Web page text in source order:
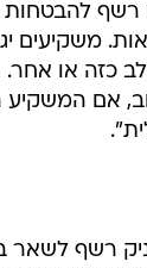
להבטחות
כזה או
אם המשקיע